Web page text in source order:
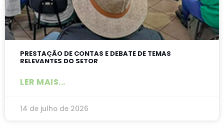
PRESTAÇÃO DE CONTAS E DEBATE DE TEMAS
RELEVANTES DO SETOR
LER MAIS...
14 de julho de 2026